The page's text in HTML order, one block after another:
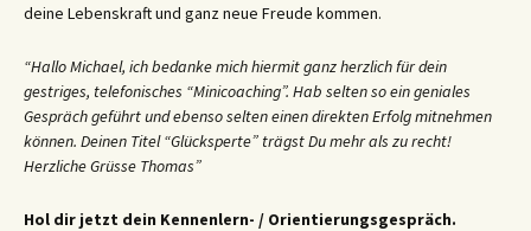
deine Lebenskraft und ganz neue Freude kommen.
“Hallo Michael, ich bedanke mich hiermit ganz herzlich für dein
gestriges, telefonisches “Minicoaching”. Hab selten so ein geniales
Gespräch geführt und ebenso selten einen direkten Erfolg mitnehmen
können. Deinen Titel “Glücksperte” trägst Du mehr als zu recht!
Herzliche Grüsse Thomas”
Hol dir jetzt dein Kennenlern- / Orientierungsgespräch.